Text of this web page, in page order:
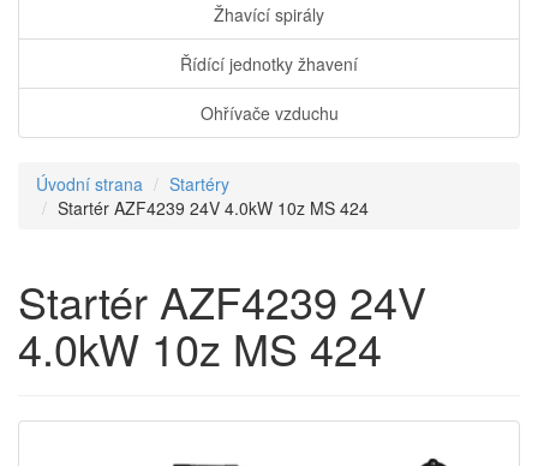
Žhavící spirály
Řídící jednotky žhavení
Ohřívače vzduchu
Úvodní strana
Startéry
Startér AZF4239 24V 4.0kW 10z MS 424
Startér AZF4239 24V
4.0kW 10z MS 424